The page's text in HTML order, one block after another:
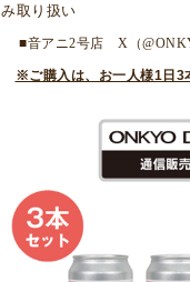
み取り扱い
■音アニ2号店 X （
※ご購入は、お一人様1日3